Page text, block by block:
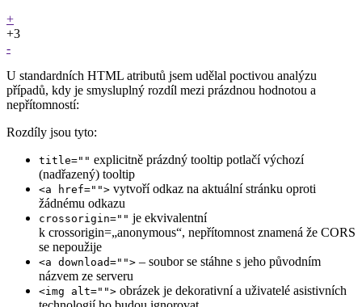
+
+3
-
U standardních HTML atributů jsem udělal poctivou analýzu
případů, kdy je smysluplný rozdíl mezi prázdnou hodnotou a
nepřítomností:
Rozdíly jsou tyto:
title="" explicitně prázdný tooltip potlačí výchozí
(nadřazený) tooltip
<a href=""> vytvoří odkaz na aktuální stránku oproti
žádnému odkazu
crossorigin="" je ekvivalentní
k crossorigin=„anonymous“, nepřítomnost znamená že CORS
se nepoužije
<a download=""> – soubor se stáhne s jeho původním
názvem ze serveru
<img alt=""> obrázek je dekorativní a uživatelé asistivních